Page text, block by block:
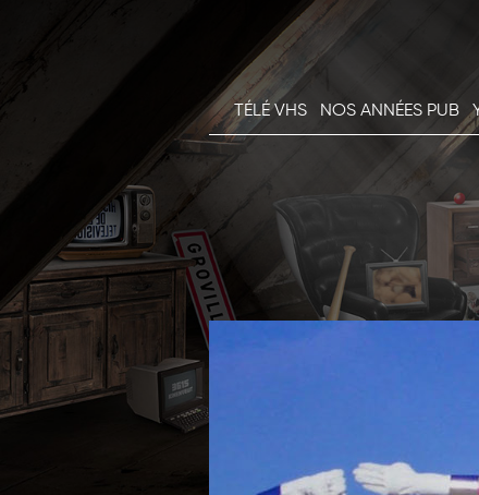
TÉLÉ VHS NOS ANNÉES PUB